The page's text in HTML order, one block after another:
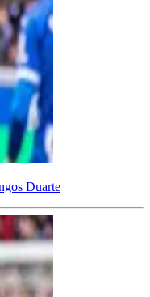
Duarte